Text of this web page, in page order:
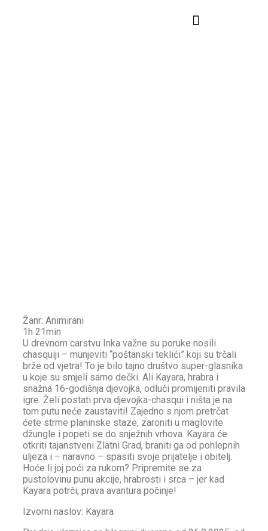
Žanr: Animirani
1h 21min
U drevnom carstvu Inka važne su poruke nosili
chasquiji – munjeviti “poštanski teklići” koji su trčali
brže od vjetra! To je bilo tajno društvo super-glasnika
u koje su smjeli samo dečki. Ali Kayara, hrabra i
snažna 16-godišnja djevojka, odluči promijeniti pravila
igre. Želi postati prva djevojka-chasqui i ništa je na
tom putu neće zaustaviti! Zajedno s njom pretrčat
ćete strme planinske staze, zaroniti u maglovite
džungle i popeti se do snježnih vrhova. Kayara će
otkriti tajanstveni Zlatni Grad, braniti ga od pohlepnih
uljeza i – naravno – spasiti svoje prijatelje i obitelj.
Hoće li joj poći za rukom? Pripremite se za
pustolovinu punu akcije, hrabrosti i srca – jer kad
Kayara potrči, prava avantura počinje!
Izvorni naslov: Kayara